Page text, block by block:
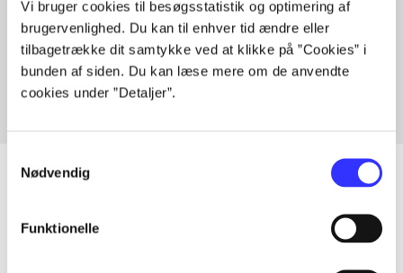
Vi bruger cookies til besøgsstatistik og optimering af
brugervenlighed. Du kan til enhver tid ændre eller
tilbagetrække dit samtykke ved at klikke på ”Cookies” i
bunden af siden. Du kan læse mere om de anvendte
cookies under ”Detaljer”.
Nødvendig
Funktionelle
Artikler med samme emner
Fra
Artikler